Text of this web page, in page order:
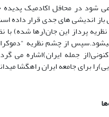
شود در محافل اکادمیک پدیده
اندیشی های جدی قرار داده
پرداز این جان(رها شده) با
از چشم نظریه
برای جامعه ایران راهگشا